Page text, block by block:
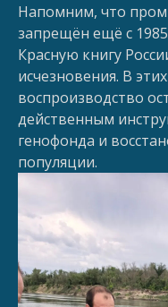
Напомним, что
запрещён ещё с
Красную книгу
исчезновения. В
воспроизводство
действенным
генофонда и
популяции.